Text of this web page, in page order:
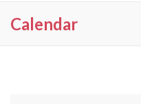
Calendar